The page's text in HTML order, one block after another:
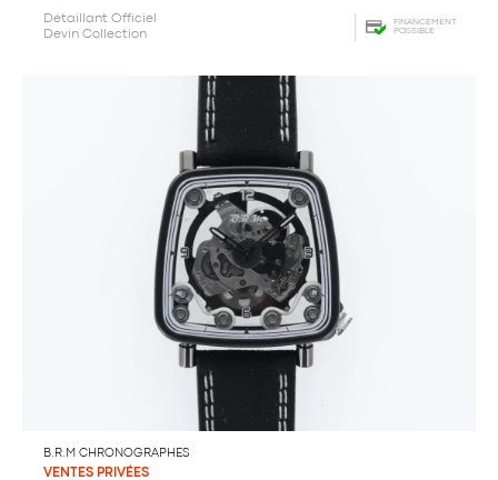
Détaillant Officiel
Devin Collection
FINANCEMENT
POSSIBLE
B.R.M CHRONOGRAPHES
VENTES PRIVÉES